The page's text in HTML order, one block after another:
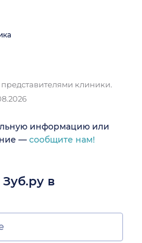
клиники.
информацию или
— сообщите нам!
в